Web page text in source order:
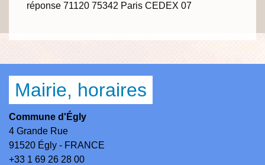
réponse 71120 75342 Paris CEDEX 07
Mairie, horaires
Commune d'Égly
4 Grande Rue
91520 Égly - FRANCE
+33 1 69 26 28 00